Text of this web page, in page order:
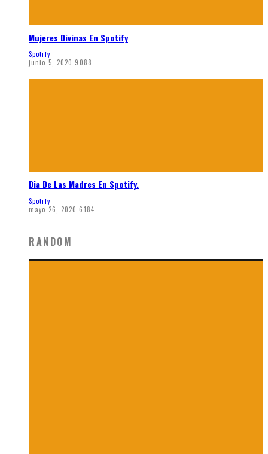
Mujeres Divinas En Spotify
Spotify
junio 5, 2020 9088
Dia De Las Madres En Spotify.
Spotify
mayo 26, 2020 6184
RANDOM